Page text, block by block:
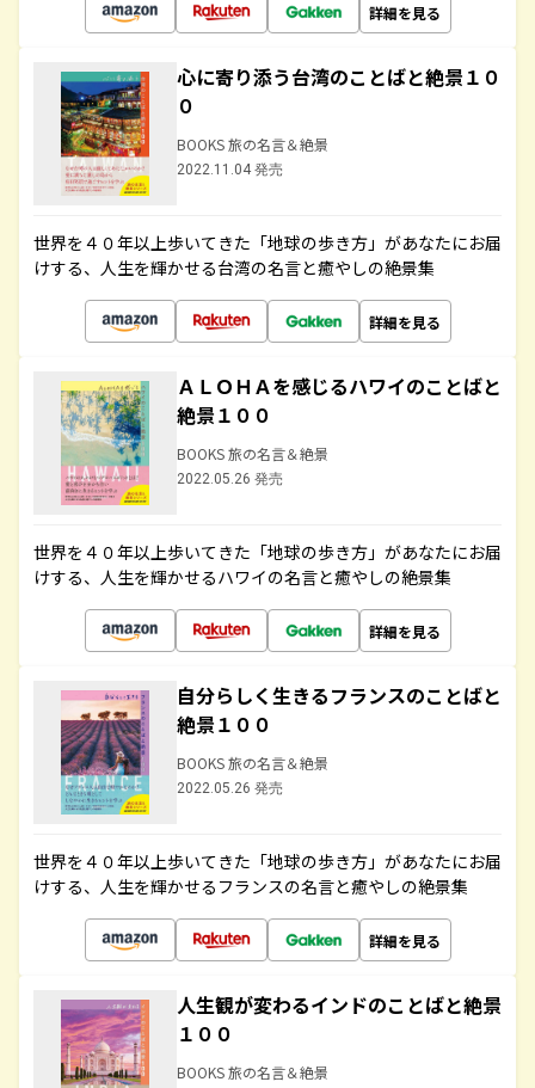
詳細を見る
心に寄り添う台湾のことばと絶景１０
０
BOOKS 旅の名言＆絶景
2022.11.04 発売
世界を４０年以上歩いてきた「地球の歩き方」があなたにお届
けする、人生を輝かせる台湾の名言と癒やしの絶景集
詳細を見る
ＡＬＯＨＡを感じるハワイのことばと
絶景１００
BOOKS 旅の名言＆絶景
2022.05.26 発売
世界を４０年以上歩いてきた「地球の歩き方」があなたにお届
けする、人生を輝かせるハワイの名言と癒やしの絶景集
詳細を見る
自分らしく生きるフランスのことばと
絶景１００
BOOKS 旅の名言＆絶景
2022.05.26 発売
世界を４０年以上歩いてきた「地球の歩き方」があなたにお届
けする、人生を輝かせるフランスの名言と癒やしの絶景集
詳細を見る
人生観が変わるインドのことばと絶景
１００
BOOKS 旅の名言＆絶景